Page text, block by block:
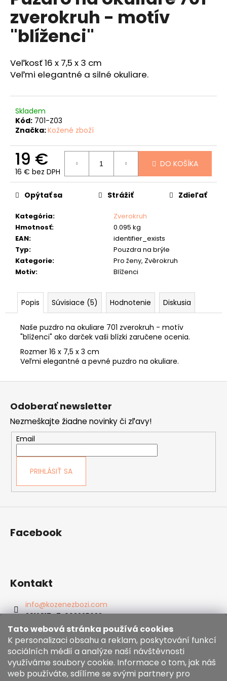
Tato webová stránka používá cookies
K personalizaci obsahu a reklam, poskytování funkcí
sociálních médií a analýze naší návštěvnosti
využíváme soubory cookie. Informace o tom, jak náš
web používáte, sdílíme se svými partnery pro
z
5
hviezdičiek.
zverokruh - motív
"blíženci"
Veľkosť 16 x 7,5 x 3 cm
Veľmi elegantné a silné okuliare.
Skladem
Kód: 701-Z03
Značka:Kožené zboží
19 €
16 € bez DPH
Jednotková
cena:
DO KOŠÍKA
Kategória:
Zverokruh
Hmotnosť:
0.095 kg
EAN:
identifier_exists
Typ:
Pouzdra na brýle
Kategorie:
Pro ženy, Zvěrokruh
Motiv: Blíženci
Opýtať sa Strážiť Zdieľať
Popis Súvisiace (5) Hodnotenie Diskusia
Naše puzdro na okuliare 701 zverokruh - motív
"blíženci" ako darček vaši blízki zaručene ocenia.
Rozmer 16 x 7,5 x 3 cm
Veľmi elegantné a pevné puzdro na okuliare.
á
j
?
O
d
p
o
ú
č
a
m
e
OPASOK
"KAPOR"
26
Z
Odoberať newsletter
Nezmeškajte žiadne novinky či zľavy!
Email
PRIHLÁSIŤ SA
Facebook
Kontakt
info@kozenezbozi.com
381281747, 603225633
603225633
https://www.facebook.com/kozenezbozi/
Informace pro vás